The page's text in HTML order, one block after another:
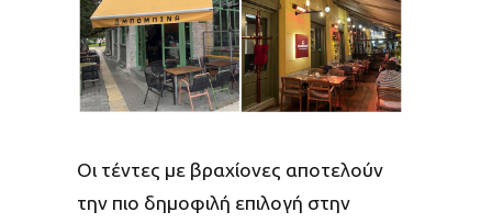
Οι τέντες με βραχίονες αποτελούν
την πιο δημοφιλή επιλογή στην